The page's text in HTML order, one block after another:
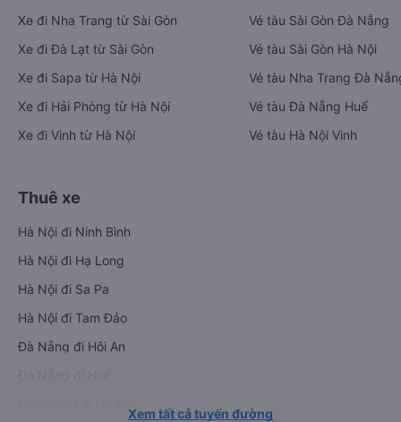
Xe đi Nha Trang từ Sài Gòn
Xe đi Đà Lạt từ Sài Gòn
Xe đi Sapa từ Hà Nội
Xe đi Hải Phòng từ Hà Nội
Xe đi Vinh từ Hà Nội
Vé tàu Sài Gòn Đà Nẵng
Vé tàu Sài Gòn Hà Nội
Vé tàu Nha Trang Đà
Vé tàu Đà Nẵng Huế
Vé tàu Hà Nội Vinh
Thuê xe
Hà Nội đi Ninh Bình
Hà Nội đi Hạ Long
Hà Nội đi Sa Pa
Hà Nội đi Tam Đảo
Đà Nẵng đi Hội An
Xem tất cả tuyến đường